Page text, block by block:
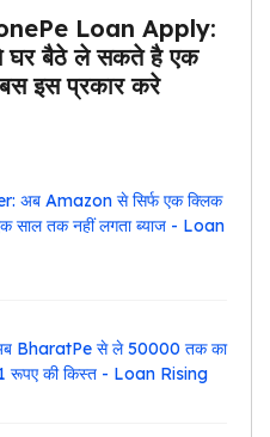
Loan Apply:
घर बैठे ले सकते है एक
इस प्रकार करे
अब Amazon से सिर्फ एक क्लिक
साल तक नहीं लगता ब्याज - Loan
BharatPe से ले 50000 तक का
रूपए की किस्त - Loan Rising